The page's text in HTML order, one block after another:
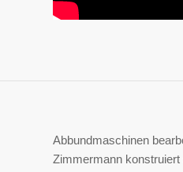
Abbundmaschinen
Zimmermann